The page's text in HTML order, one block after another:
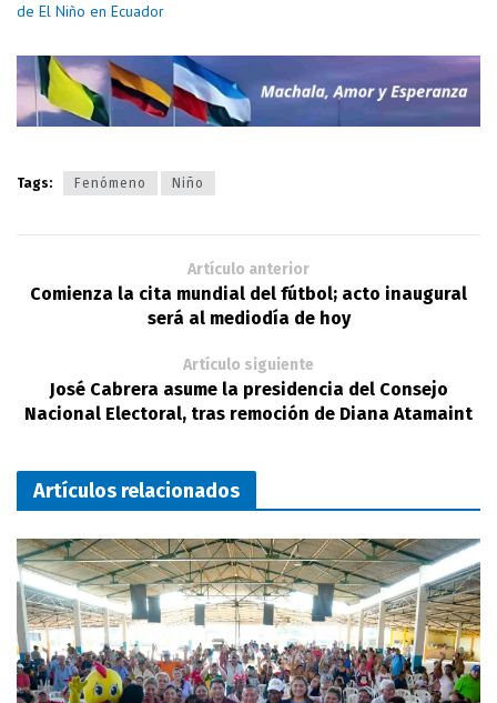
de El Niño en Ecuador
Tags: Fenómeno Niño
Artículo anterior
Comienza la cita mundial del fútbol; acto inaugural
será al mediodía de hoy
Artículo siguiente
José Cabrera asume la presidencia del Consejo
Nacional Electoral, tras remoción de Diana Atamaint
Artículos relacionados